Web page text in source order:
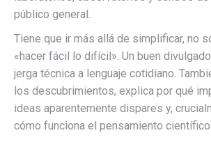
público general.
Tiene que ir más allá de simplificar, no
«hacer fácil lo difícil». Un buen
jerga técnica a lenguaje cotidiano.
los descubrimientos, explica por qué
ideas aparentemente dispares y,
cómo funciona el pensamiento científico.